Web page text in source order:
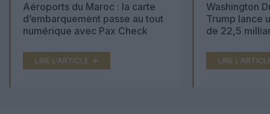
Aéroports du Maroc : la carte
d’embarquement passe au tout
numérique avec Pax Check
LIRE L'ARTICLE
Washington
Trump lance
de 22,5
LIRE